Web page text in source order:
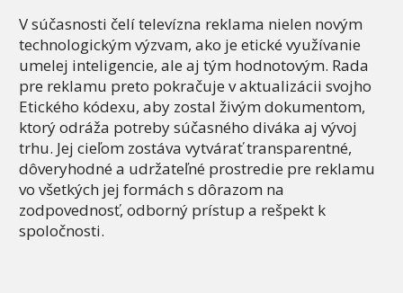
V súčasnosti čelí televízna reklama nielen novým
technologickým výzvam, ako je etické využívanie
umelej inteligencie, ale aj tým hodnotovým. Rada
pre reklamu preto pokračuje v aktualizácii svojho
Etického kódexu, aby zostal živým dokumentom,
ktorý odráža potreby súčasného diváka aj vývoj
trhu. Jej cieľom zostáva vytvárať transparentné,
dôveryhodné a udržateľné prostredie pre reklamu
vo všetkých jej formách s dôrazom na
zodpovednosť, odborný prístup a rešpekt k
spoločnosti.